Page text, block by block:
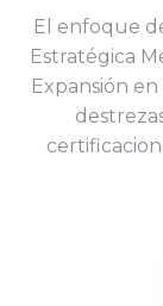
El enfoque
Estratégica
Expansión